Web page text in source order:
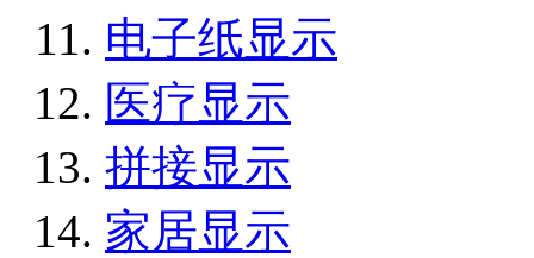
电子纸显示
医疗显示
拼接显示
家居显示